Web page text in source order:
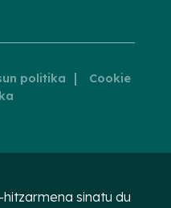
politika |
Cookie
sinatu du